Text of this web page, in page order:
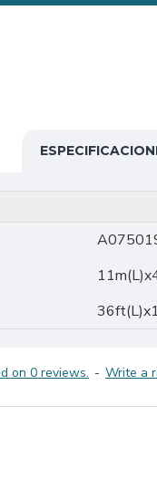
on 0 reviews. - Write a